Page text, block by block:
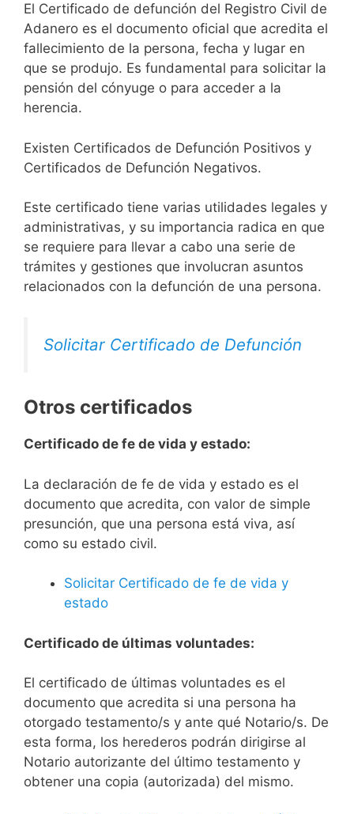
El Certificado de defunción del Registro Civil de
Adanero es el documento oficial que acredita el
fallecimiento de la persona, fecha y lugar en
que se produjo. Es fundamental para solicitar la
pensión del cónyuge o para acceder a la
herencia.
Existen Certificados de Defunción Positivos y
Certificados de Defunción Negativos.
Este certificado tiene varias utilidades legales y
administrativas, y su importancia radica en que
se requiere para llevar a cabo una serie de
trámites y gestiones que involucran asuntos
relacionados con la defunción de una persona.
Solicitar Certificado de Defunción
Otros certificados
Certificado de fe de vida y estado:
La declaración de fe de vida y estado es el
documento que acredita, con valor de simple
presunción, que una persona está viva, así
como su estado civil.
Solicitar Certificado de fe de vida y
estado
Certificado de últimas voluntades:
El certificado de últimas voluntades es el
documento que acredita si una persona ha
otorgado testamento/s y ante qué Notario/s. De
esta forma, los herederos podrán dirigirse al
Notario autorizante del último testamento y
obtener una copia (autorizada) del mismo.